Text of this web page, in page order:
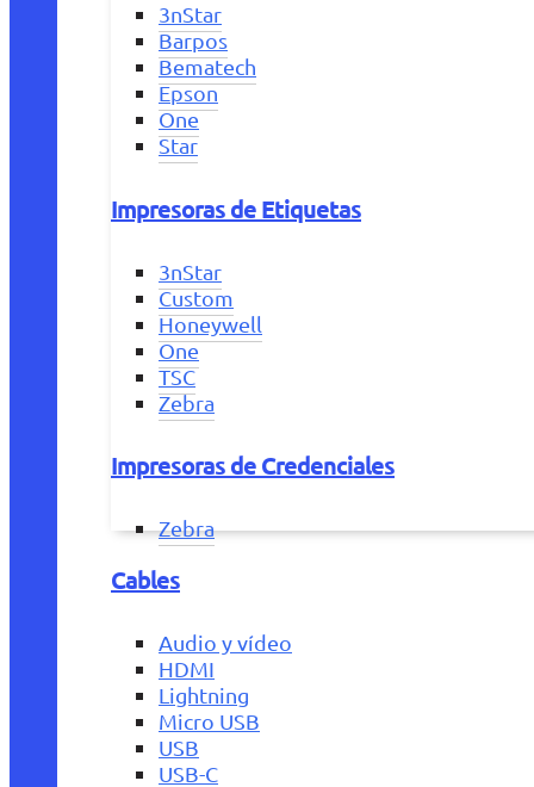
3nStar
Barpos
Bematech
Epson
One
Star
Impresoras de Etiquetas
3nStar
Custom
Honeywell
One
TSC
Zebra
Impresoras de Credenciales
Zebra
Cables
Audio y vídeo
HDMI
Lightning
Micro USB
USB
USB-C